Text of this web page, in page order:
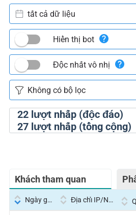
22lượt nhấp (độc đáo)
27lượt nhấp (tổng cộng)
tất cả dữ liệu
Hiển thị bot
Độc nhất vô nhị
Khách tham quan
Ngày giờ Địa chỉ IP/Nhà cung cấp dịch vụ